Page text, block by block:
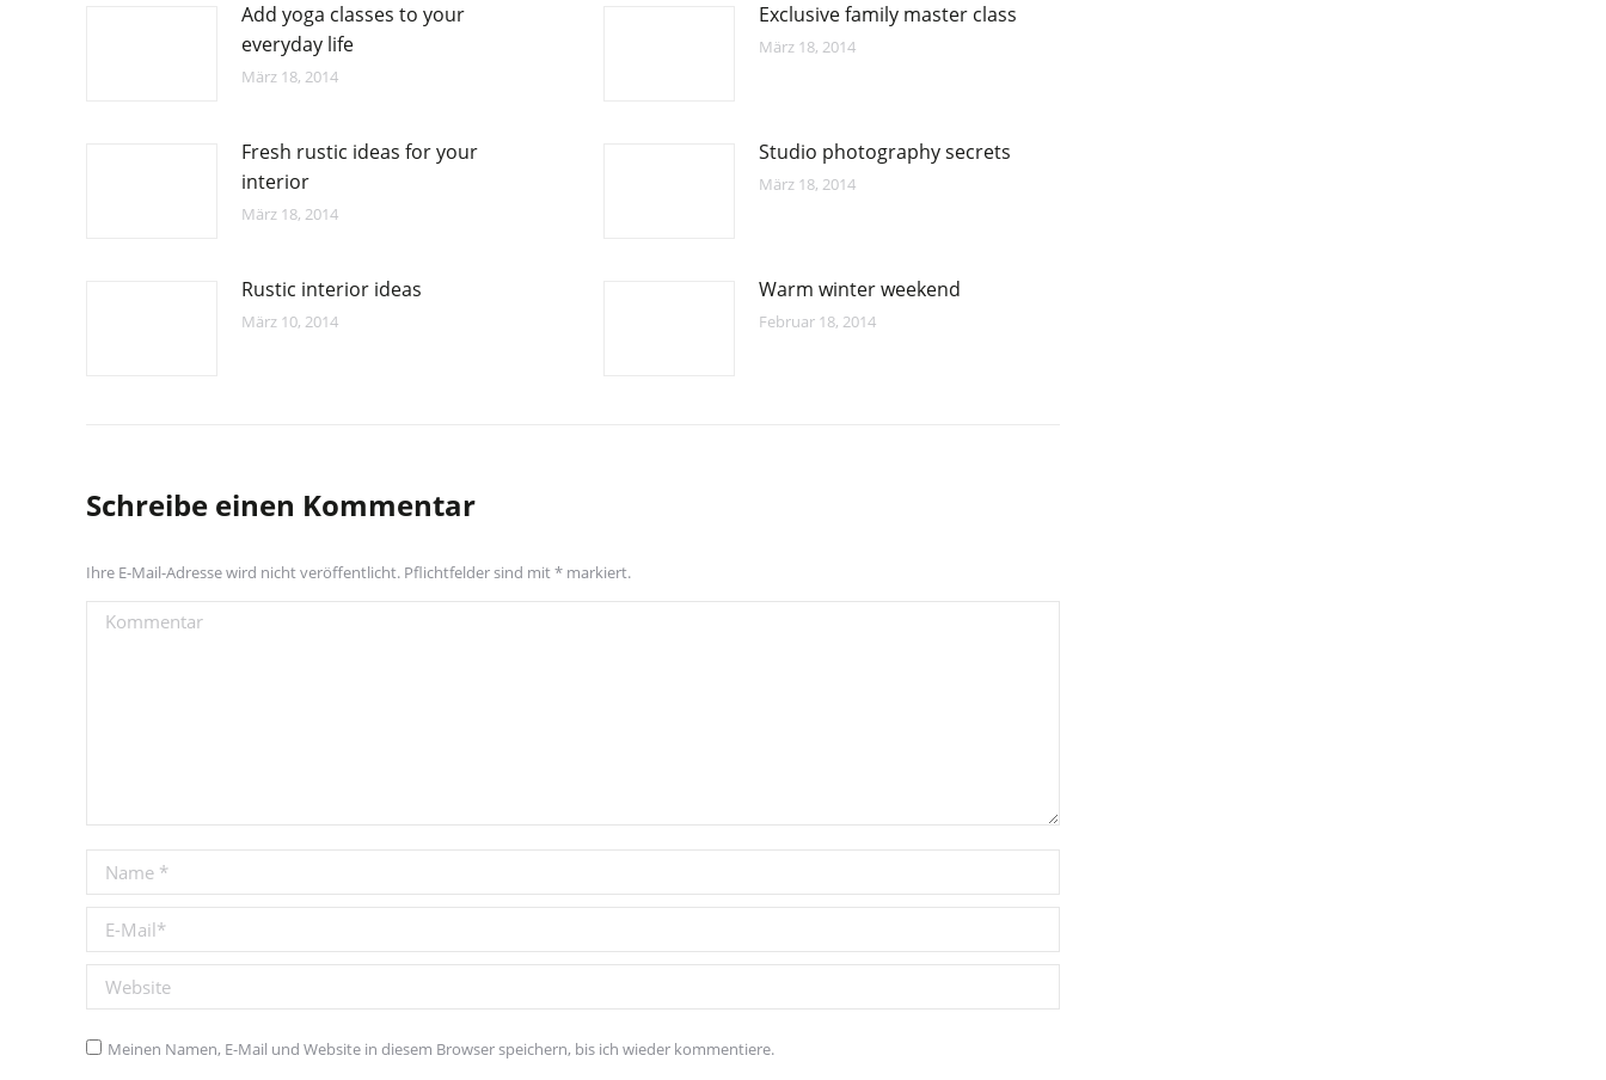
Add yoga classes to your
everyday life
März 18, 2014
Exclusive family master class
März 18, 2014
Fresh rustic ideas for your
interior
März 18, 2014
Studio photography secrets
März 18, 2014
Rustic interior ideas
März 10, 2014
Warm winter weekend
Februar 18, 2014
Schreibe einen Kommentar
Ihre E-Mail-Adresse wird nicht veröffentlicht. Pflichtfelder sind mit* markiert.
Kommentar
Name *
E-Mail *
Website
Meinen Namen, E-Mail und Website in diesem Browser speichern, bis ich wieder kommentiere.